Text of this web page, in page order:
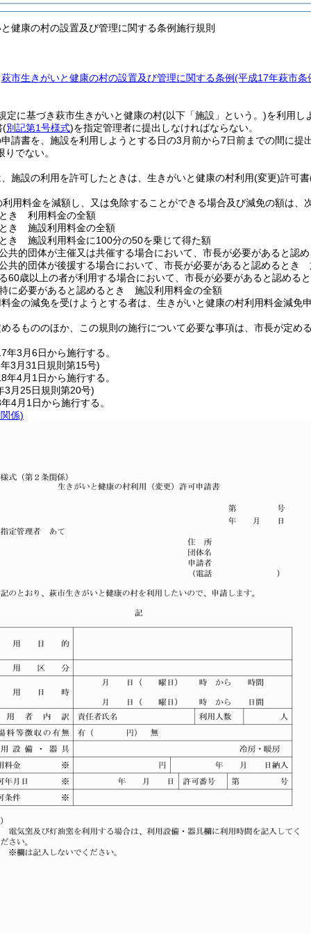
健康の村の設置及び管理に関する条例施行規則
萩市生きがいと健康の村の設置及び管理に関する条例(平成17年萩市条
定に基づき萩市生きがいと健康の村(以下「施設」という。)を利用し
(別記第1号様式)を指定管理者に提出しなければならない。
請書を、施設を利用しようとする日の3月前から7日前までの間に提
でない。
施設の利用を許可したときは、生きがいと健康の村利用(変更)許可書
利用料金を減額し、又は免除することができる場合及び減免の額は、
き 利用料金の全額
き 施設利用料金の全額
き 施設利用料金に100分の50を乗じて得た額
共的団体が主催又は共催する場合において、市長が必要があると認
共的団体が後援する場合において、市長が必要があると認めると
60歳以上の者が利用する場合において、市長が必要があると認める
に必要があると認めるとき 施設利用料金の全額
金の減免を受けようとする者は、生きがいと健康の村利用料金減免
るもののほか、この規則の施行について必要な事項は、市長が定め
年3月6日から施行する。
3月31日規則第15号)
年4月1日から施行する。
3月25日規則第20号)
4月1日から施行する。
係)